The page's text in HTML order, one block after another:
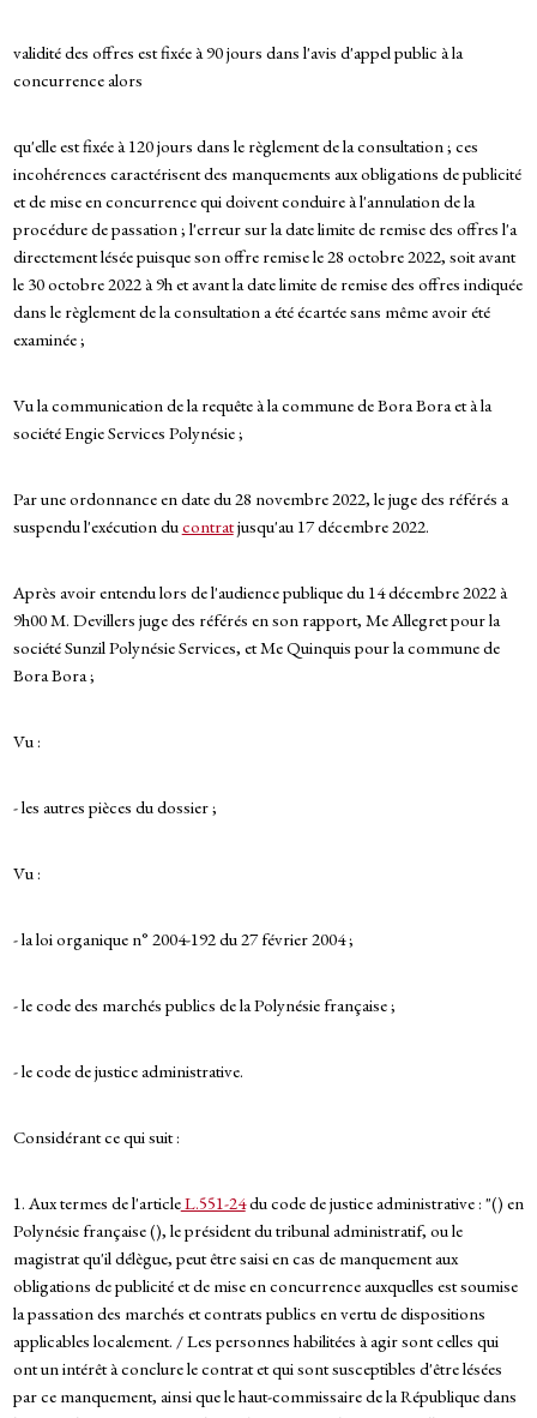
validité des offres est fixée à 90 jours dans l'avis d'appel public à la
concurrence alors
qu'elle est fixée à 120 jours dans le règlement de la consultation ; ces
incohérences caractérisent des manquements aux obligations de publicité
et de mise en concurrence qui doivent conduire à l'annulation de la
procédure de passation ; l'erreur sur la date limite de remise des offres l'a
directement lésée puisque son offre remise le 28 octobre 2022, soit avant
le 30 octobre 2022 à 9h et avant la date limite de remise des offres indiquée
dans le règlement de la consultation a été écartée sans même avoir été
examinée ;
Vu la communication de la requête à la commune de Bora Bora et à la
société Engie Services Polynésie ;
Par une ordonnance en date du 28 novembre 2022, le juge des référés a
suspendu l'exécution ducontratjusqu'au 17 décembre 2022.
Après avoir entendu lors de l'audience publique du 14 décembre 2022 à
9h00 M. Devillers juge des référés en son rapport, Me Allegret pour la
société Sunzil Polynésie Services, et Me Quinquis pour la commune de
Bora Bora ;
Vu :
- les autres pièces du dossier ;
Vu :
- la loi organique n° 2004-192 du 27 février 2004 ;
- le code des marchés publics de la Polynésie française ;
- le code de justice administrative.
Considérant ce qui suit :
1. Aux termes de l'articleL.551-24du code de justice administrative : "() en
Polynésie française (), le président du tribunal administratif, ou le
magistrat qu'il délègue, peut être saisi en cas de manquement aux
obligations de publicité et de mise en concurrence auxquelles est soumise
la passation des marchés et contrats publics en vertu de dispositions
applicables localement. / Les personnes habilitées à agir sont celles qui
ont un intérêt à conclure le contrat et qui sont susceptibles d'être lésées
par ce manquement, ainsi que le haut-commissaire de la République dans